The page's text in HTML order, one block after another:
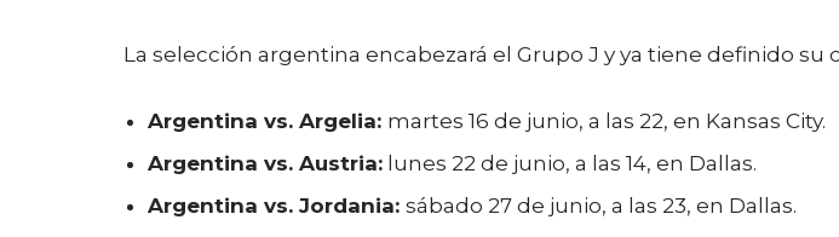
La selección argentina encabezará el Grupo J y ya tiene definido su
Argentina vs. Argelia: martes 16 de junio, a las 22, en Kansas City.
Argentina vs. Austria: lunes 22 de junio, a las 14, en Dallas.
Argentina vs. Jordania: sábado 27 de junio, a las 23, en Dallas.